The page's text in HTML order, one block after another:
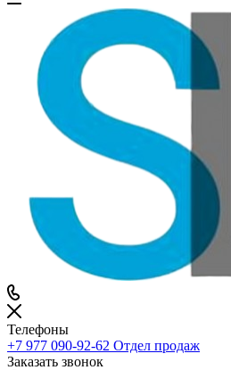
Телефоны
+7 977 090-92-62 Отдел продаж
Заказать звонок